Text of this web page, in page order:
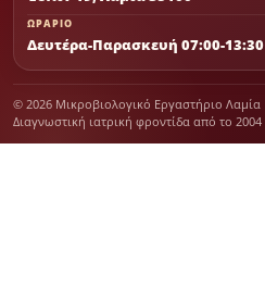
ΩΡΑΡΙΟ
Δευτέρα-Παρασκευή 07:00-13:30
© 2026 Μικροβιολογικό Εργαστήριο Λαμία
Διαγνωστική ιατρική φροντίδα από το 2004